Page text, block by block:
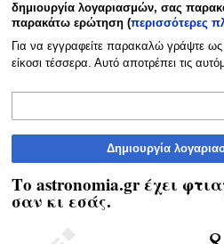
δημιουργία λογαριασμών, σας
παρακάτω ερώτηση (περισσότερες
Για να εγγραφείτε παρακαλώ γράψτε ως
είκοσι τέσσερα. Αυτό αποτρέπει τις
Δημιουργία
Το astronomia.gr έχει
σαν κι εσάς.